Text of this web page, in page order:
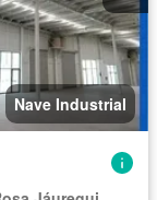
Nave Industrial